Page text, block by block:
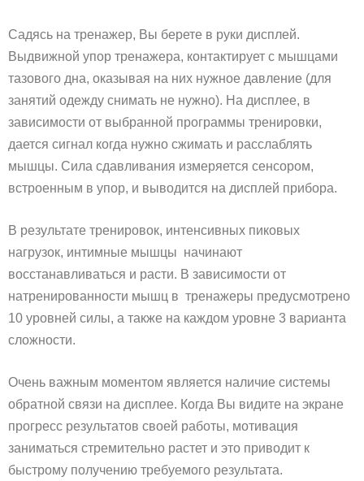
Садясь на тренажер, Вы берете в руки дисплей.
Выдвижной упор тренажера, контактирует с мышцами
тазового дна, оказывая на них нужное давление (для
занятий одежду снимать не нужно). На дисплее, в
зависимости от выбранной программы тренировки,
дается сигнал когда нужно сжимать и расслаблять
мышцы. Сила сдавливания измеряется сенсором,
встроенным в упор, и выводится на дисплей прибора.
В результате тренировок, интенсивных пиковых
нагрузок, интимные мышцы начинают
восстанавливаться и расти. В зависимости от
натренированности мышц в тренажеры предусмотрено
10 уровней силы, а также на каждом уровне 3 варианта
сложности.
Очень важным моментом является наличие системы
обратной связи на дисплее. Когда Вы видите на экране
прогресс результатов своей работы, мотивация
заниматься стремительно растет и это приводит к
быстрому получению требуемого результата.